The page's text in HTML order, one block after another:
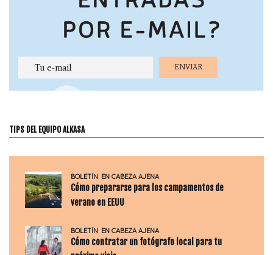
TIPS DEL EQUIPO ALKASA
BOLETÍN EN CABEZA AJENA
Cómo prepararse para los campamentos de
verano en EEUU
BOLETÍN EN CABEZA AJENA
Cómo contratar un fotógrafo local para tu